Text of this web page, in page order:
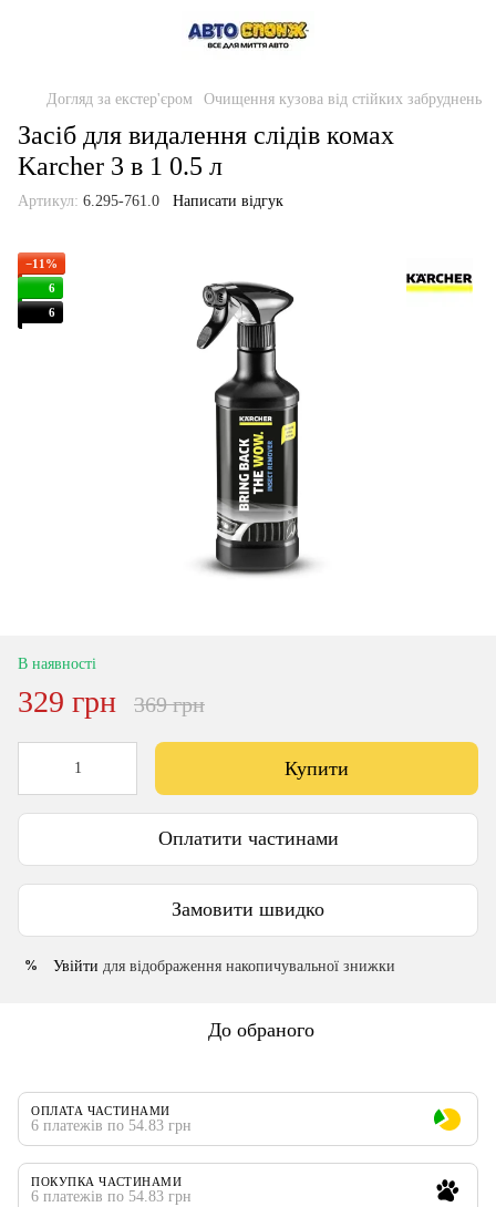
Догляд за екстер'єром Очищення кузова від стійких забруднень
Засіб для видалення слідів комах
Karcher 3 в 1 0.5 л
Артикул: 6.295-761.0 Написати відгук
−11%
6
6
В наявності
329 грн 369 грн
Купити
Оплатити частинами
Замовити швидко
% Увійти для відображення накопичувальної знижки
До обраного
ОПЛАТА ЧАСТИНАМИ
6 платежів по 54.83 грн
ПОКУПКА ЧАСТИНАМИ
6 платежів по 54.83 грн